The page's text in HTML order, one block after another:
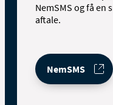
NemSMS og få en
aftale.
NemSMS